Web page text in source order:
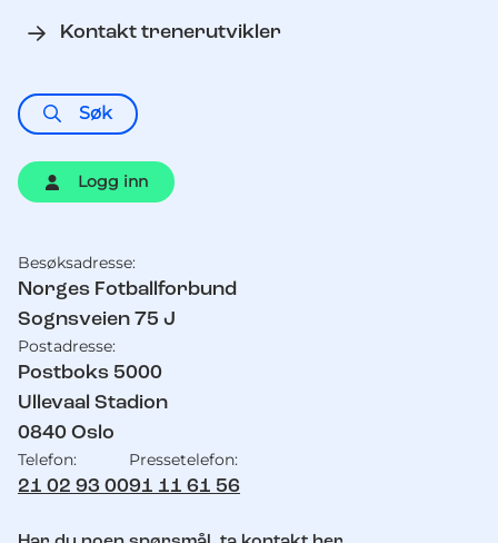
Kontakt trenerutvikler
Søk
Logg inn
Kontaktinformasjon
Besøksadresse:
Norges Fotballforbund
Sognsveien 75 J
Postadresse:
Postboks 5000
Ullevaal Stadion
0840 Oslo
Telefon:
21 02 93 00
Pressetelefon:
91 11 61 56